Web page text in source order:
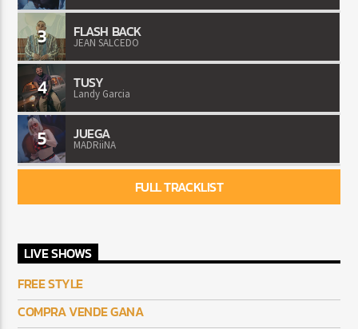
3 FLASH BACK
JEAN SALCEDO
4 TUSY
Landy Garcia
5 JUEGA
MADRiiNA
FULL TRACKLIST
LIVE SHOWS
FREE STYLE
COMPRA VENDE GANA